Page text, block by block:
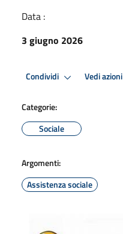
Data :
3 giugno 2026
Condividi Vedi azioni
Categorie:
Sociale
Argomenti:
Assistenza sociale